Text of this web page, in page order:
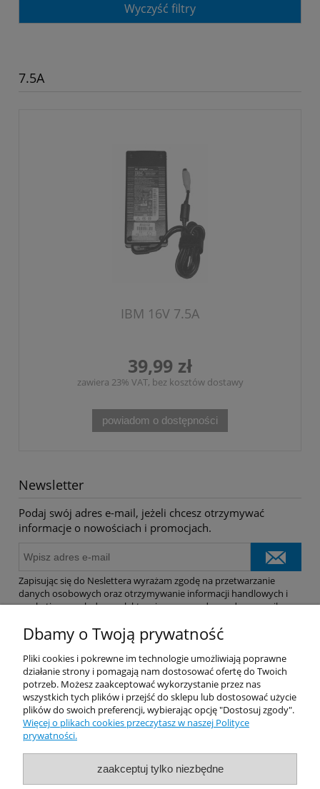
Wyczyść filtry
7.5A
IBM 16V 7.5A
39,99 zł
zawiera 23% VAT, bez kosztów dostawy
powiadom o dostępności
Newsletter
Podaj swój adres e-mail, jeżeli chcesz otrzymywać
informacje o nowościach i promocjach.
Zapisując się do Neslettera wyrażam zgodę na przetwarzanie
danych osobowych oraz otrzymywanie informacji handlowych i
marketingowych drogą elektroniczną na podany adres e-mail.
Pomoc
Dostawa
Moje konto
Dbamy o Twoją prywatność
Pliki cookies i pokrewne im technologie umożliwiają poprawne
działanie strony i pomagają nam dostosować ofertę do Twoich
potrzeb. Możesz zaakceptować wykorzystanie przez nas
wszystkich tych plików i przejść do sklepu lub dostosować użycie
plików do swoich preferencji, wybierając opcję "Dostosuj zgody".
Więcej o plikach cookies przeczytasz w naszej Polityce
prywatności.
zaakceptuj tylko niezbędne